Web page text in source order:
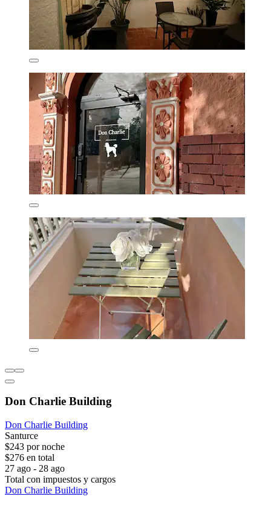
Don Charlie Building
Don Charlie Building
Santurce
$243 por noche
$276 en total
27 ago - 28 ago
Total con impuestos y cargos
Don Charlie Building